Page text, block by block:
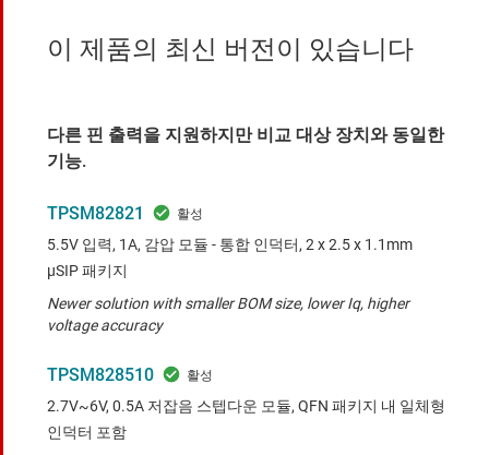
이 제품의 최신 버전이 있습니다
다른 핀 출력을 지원하지만 비교 대상 장치와 동일한
기능.
TPSM82821
5.5V 입력, 1A, 감압 모듈 - 통합 인덕터, 2 x 2.5 x 1.1mm
μSIP 패키지
Newer solution with smaller BOM size, lower Iq, higher
voltage accuracy
TPSM828510
2.7V~6V, 0.5A 저잡음 스텝다운 모듈, QFN 패키지 내 일체형
인덕터 포함